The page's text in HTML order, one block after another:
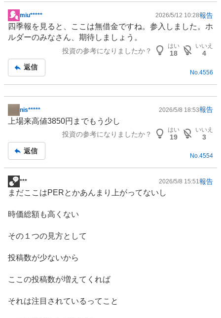
掲
示
板
miu***** 2026/5/12 10:28報告
四季報を見ると、ここは無借金ですね。参入しました。ホ
ルダーのみなさん、期待しましょう。
投資の参考になりましたか？
はい
18
いいえ
4
返信
No. 4556
掲
示
事
nis***** 2026/5/8 18:53報告
上場来高値3850円までもう少し
投資の参考になりましたか？
はい
19
いいえ
3
返信
No.4554
掲
示
記
*** 2026/5/8 15:51報告
まだここはPERとかあんまり上がってないし
時価総額も高くない
その１つの見方として
投稿数が少ないから
ここの投稿数が増えてくれば
それは注目されているってこと